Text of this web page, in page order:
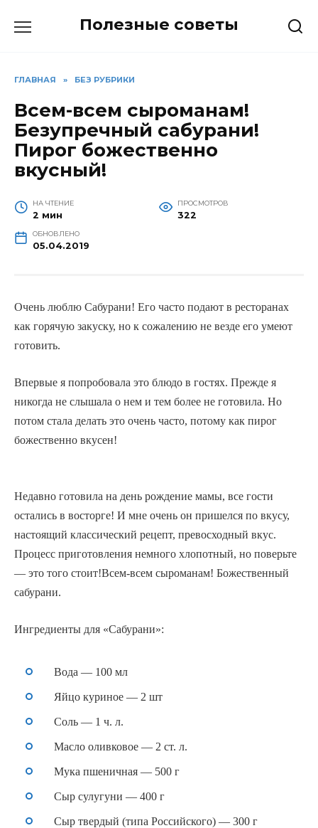
Полезные советы
ГЛАВНАЯ » БЕЗ РУБРИКИ
Всем-всем сыроманам!
Безупречный сабурани!
Пирог божественно
вкусный!
НА ЧТЕНИЕ
2 мин
ПРОСМОТРОВ
322
ОБНОВЛЕНО
05.04.2019
Очень люблю Сабурани! Его часто подают в ресторанах
как горячую закуску, но к сожалению не везде его умеют
готовить.
Впервые я попробовала это блюдо в гостях. Прежде я
никогда не слышала о нем и тем более не готовила. Но
потом стала делать это очень часто, потому как пирог
божественно вкусен!
Недавно готовила на день рождение мамы, все гости
остались в восторге! И мне очень он пришелся по вкусу,
настоящий классический рецепт, превосходный вкус.
Процесс приготовления немного хлопотный, но поверьте
— это того стоит!Всем-всем сыроманам! Божественный
сабурани.
Ингредиенты для «Сабурани»:
Вода — 100 мл
Яйцо куриное — 2 шт
Соль — 1 ч. л.
Масло оливковое — 2 ст. л.
Мука пшеничная — 500 г
Сыр сулугуни — 400 г
Сыр твердый (типа Российского) — 300 г